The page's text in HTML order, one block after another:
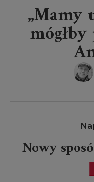
„Mamy
Nowy